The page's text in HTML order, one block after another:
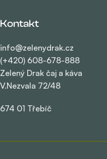
Kontakt
info@zelenydrak.cz
(+420) 608-678-888
Zelený Drak čaj a káva
V.Nezvala 72/48
674 01 Třebíč